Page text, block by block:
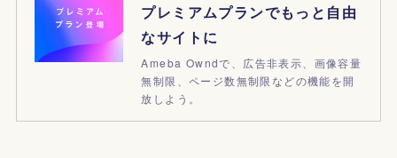
プレミアムプランでもっと自由
なサイトに
Ameba Owndで、広告非表示、画像容量
無制限、ページ数無制限などの機能を開
放しよう。